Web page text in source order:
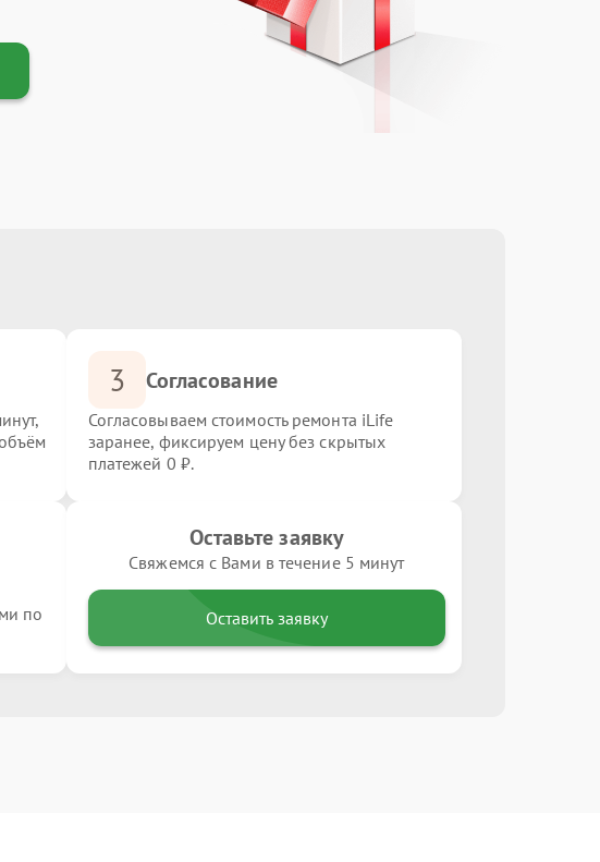
3 Согласование
Согласовываем стоимость ремонта iLife
заранее, фиксируем цену без скрытых
платежей 0 ₽.
по
Оставьте заявку
Свяжемся с Вами в течение 5 минут
Оставить заявку